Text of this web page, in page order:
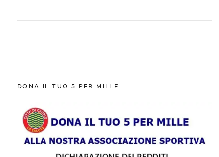
DONA IL TUO 5 PER MILLE